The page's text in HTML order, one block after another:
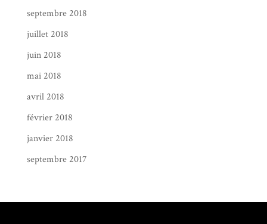
septembre 2018
juillet 2018
juin 2018
mai 2018
avril 2018
février 2018
janvier 2018
septembre 2017